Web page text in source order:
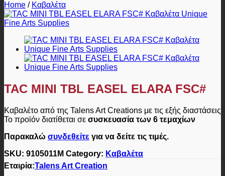
Home / Καβαλέτα
TAC MINI TBL EASEL ELARA FSC#
Καβαλέτο από της Talens Art Creations με τις εξής διαστάσεις
Το προϊόν διατίθεται σε συσκευασία των 6 τεμαχίων
Παρακαλώ συνδεθείτε για να δείτε τις τιμές.
SKU: 9105011M Category: Καβαλέτα
Εταιρία:Talens Art Creation